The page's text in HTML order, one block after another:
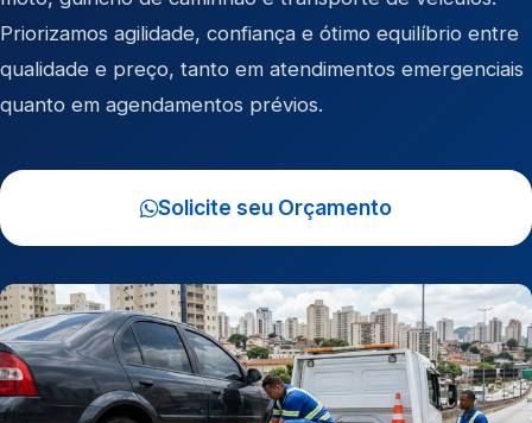
Priorizamos agilidade, confiança e ótimo equilíbrio entre
qualidade e preço, tanto em atendimentos emergenciais
quanto em agendamentos prévios.
Solicite seu Orçamento